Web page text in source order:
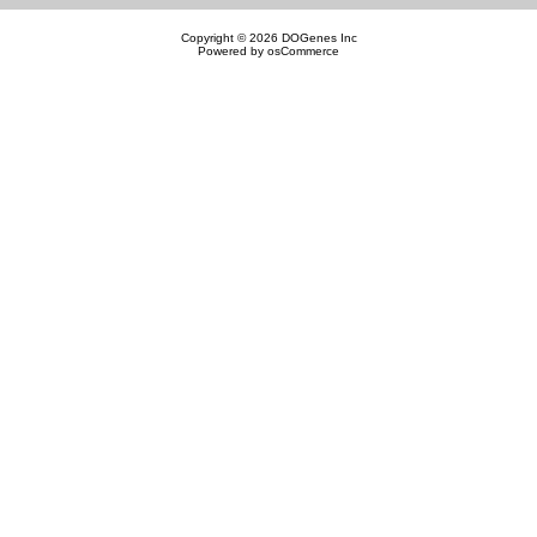
Copyright © 2026 DOGenes Inc
Powered by osCommerce